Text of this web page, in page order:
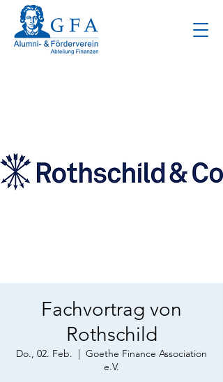
Fachvortrag von
Rothschild
Do., 02. Feb.
  |
Goethe Finance Association
e.V.